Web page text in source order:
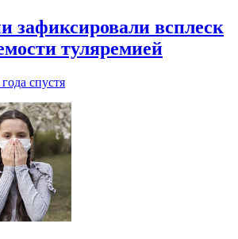
зафиксировали всплеск
туляремией
года спустя